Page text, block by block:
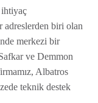
adreslerden biri olan
merkezi bir
ve Demmon
Albatros
teknik destek